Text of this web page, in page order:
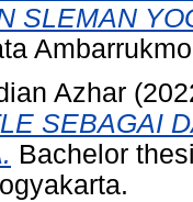
SLEMAN
Azhar
SEBAGAI
Bachelor